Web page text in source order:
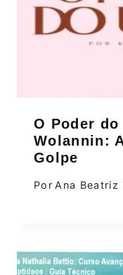
O Poder
Wolannin:
Golpe
Por Ana Beatriz